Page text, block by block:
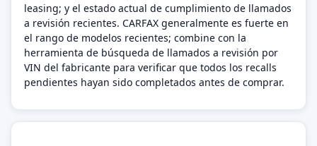
leasing; y el estado actual de cumplimiento de llamados
a revisión recientes. CARFAX generalmente es fuerte en
el rango de modelos recientes; combine con la
herramienta de búsqueda de llamados a revisión por
VIN del fabricante para verificar que todos los recalls
pendientes hayan sido completados antes de comprar.